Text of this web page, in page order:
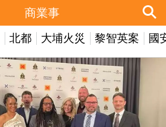
北都 大埔火災 黎智英案 國
商業事